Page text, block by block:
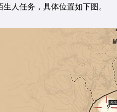
人任务，具体位置如下图。